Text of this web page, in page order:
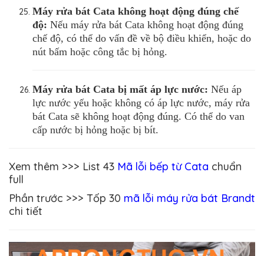
Máy rửa bát Cata không hoạt động đúng chế
độ: Nếu máy rửa bát Cata không hoạt động đúng
chế độ, có thể do vấn đề về bộ điều khiển, hoặc do
nút bấm hoặc công tắc bị hỏng.
Máy rửa bát Cata bị mất áp lực nước: Nếu áp
lực nước yếu hoặc không có áp lực nước, máy rửa
bát Cata sẽ không hoạt động đúng. Có thể do van
cấp nước bị hỏng hoặc bị bít.
Xem thêm >>> List 43 Mã lỗi bếp từ Cata chuẩn
full
Phần trước >>> Tốp 30 mã lỗi máy rửa bát Brandt
chi tiết